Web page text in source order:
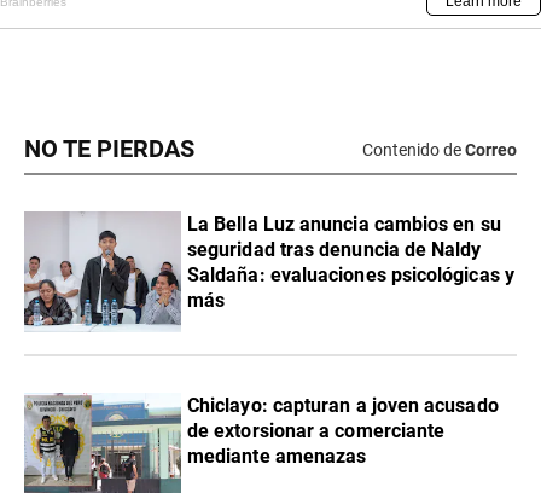
NO TE PIERDAS Contenido deCorreo
La Bella Luz anuncia cambios en su
seguridad tras denuncia de Naldy
Saldaña: evaluaciones psicológicas y
más
Chiclayo: capturan a joven acusado
de extorsionar a comerciante
mediante amenazas